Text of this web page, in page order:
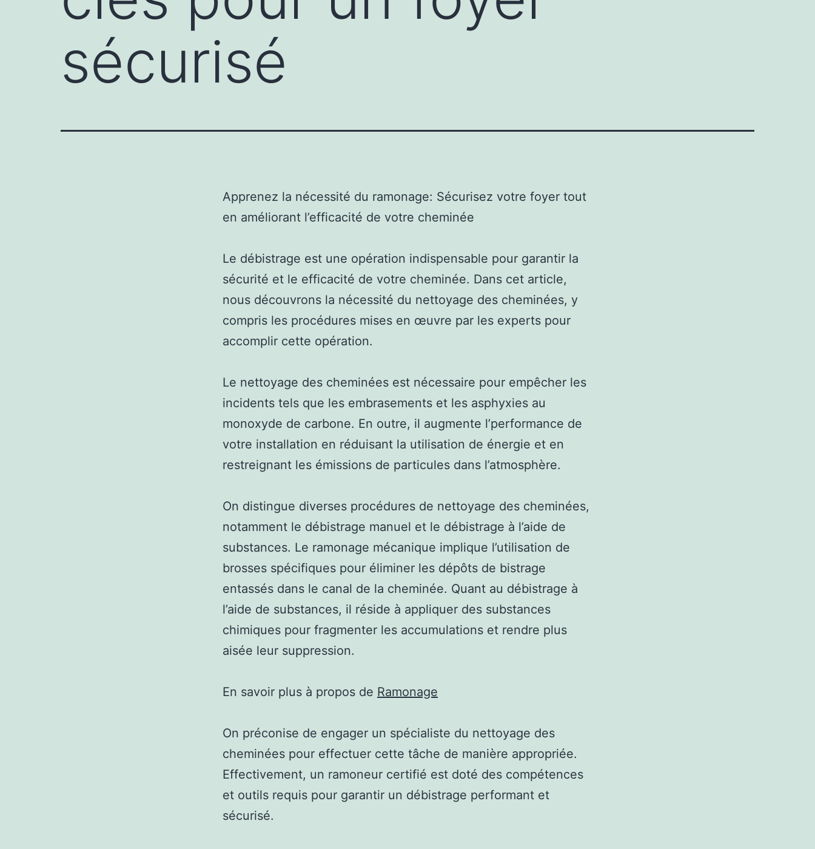
sécurisé
Apprenez la nécessité du ramonage: Sécurisez votre foyer tout
en améliorant l’efficacité de votre cheminée
Le débistrage est une opération indispensable pour garantir la
sécurité et le efficacité de votre cheminée. Dans cet article,
nous découvrons la nécessité du nettoyage des cheminées, y
compris les procédures mises en œuvre par les experts pour
accomplir cette opération.
Le nettoyage des cheminées est nécessaire pour empêcher les
incidents tels que les embrasements et les asphyxies au
monoxyde de carbone. En outre, il augmente l’performance de
votre installation en réduisant la utilisation de énergie et en
restreignant les émissions de particules dans l’atmosphère.
On distingue diverses procédures de nettoyage des cheminées,
notamment le débistrage manuel et le débistrage à l’aide de
substances. Le ramonage mécanique implique l’utilisation de
brosses spécifiques pour éliminer les dépôts de bistrage
entassés dans le canal de la cheminée. Quant au débistrage à
l’aide de substances, il réside à appliquer des substances
chimiques pour fragmenter les accumulations et rendre plus
aisée leur suppression.
En savoir plus à propos de Ramonage
On préconise de engager un spécialiste du nettoyage des
cheminées pour effectuer cette tâche de manière appropriée.
Effectivement, un ramoneur certifié est doté des compétences
et outils requis pour garantir un débistrage performant et
sécurisé.